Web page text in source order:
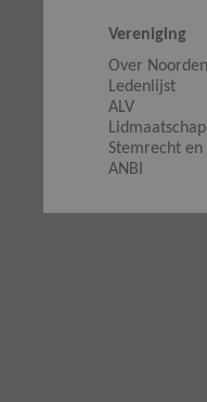
Vereniging
Over
Ledenlijst
ALV
Lidmaatschap
Stemrecht
ANBI